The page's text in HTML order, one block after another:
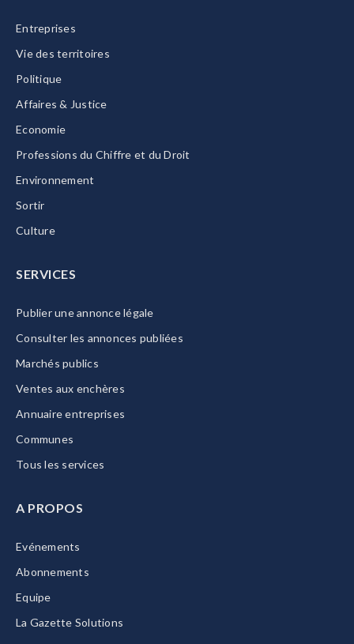
Entreprises
Vie des territoires
Politique
Affaires & Justice
Economie
Professions du Chiffre et du Droit
Environnement
Sortir
Culture
SERVICES
Publier une annonce légale
Consulter les annonces publiées
Marchés publics
Ventes aux enchères
Annuaire entreprises
Communes
Tous les services
A PROPOS
Evénements
Abonnements
Equipe
La Gazette Solutions